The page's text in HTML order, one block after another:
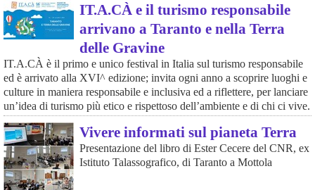
IT.A.CÀ e il turismo responsabile
arrivano a Taranto e nella Terra
delle Gravine
IT.A.CÀ è il primo e unico festival in Italia sul turismo responsabile
ed è arrivato alla XVI^ edizione; invita ogni anno a scoprire luoghi e
culture in maniera responsabile e inclusiva ed a riflettere, per lanciare
un’idea di turismo più etico e rispettoso dell’ambiente e di chi ci vive.
Vivere informati sul pianeta Terra
Presentazione del libro di Ester Cecere del CNR, ex
Istituto Talassografico, di Taranto a Mottola